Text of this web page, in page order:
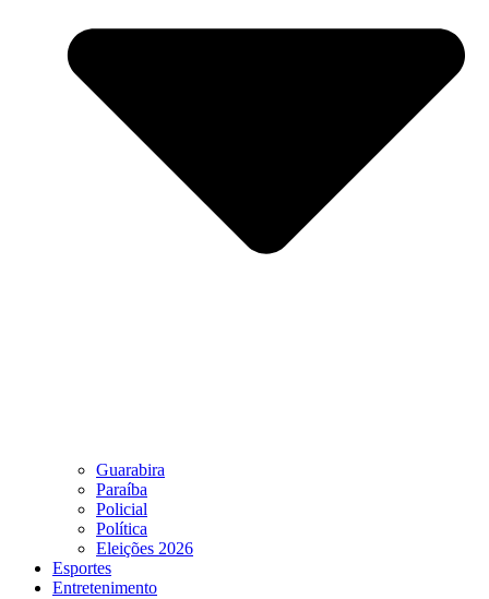
Guarabira
Paraíba
Policial
Política
Eleições 2026
Esportes
Entretenimento